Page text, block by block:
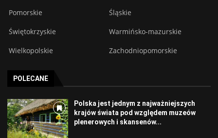
Pomorskie Śląskie
Świętokrzyskie Warmińsko-mazurskie
Wielkopolskie Zachodniopomorskie
POLECANE
Polska jest jednym z najważniejszych
krajów świata pod względem muzeów
plenerowych i skansenów...